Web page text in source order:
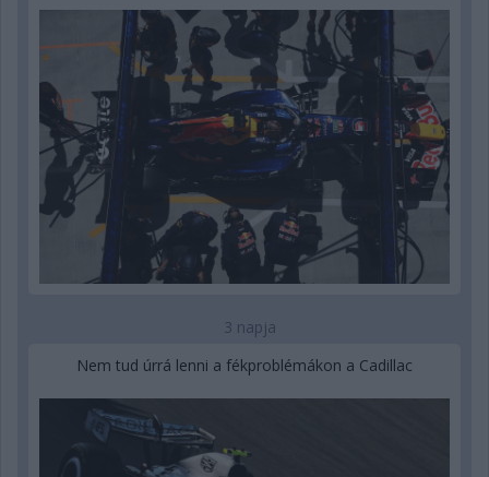
3 napja
Nem tud úrrá lenni a fékproblémákon a Cadillac